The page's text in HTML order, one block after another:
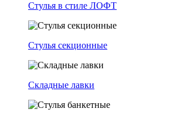
Стулья в стиле ЛОФТ
Стулья секционные
Складные лавки